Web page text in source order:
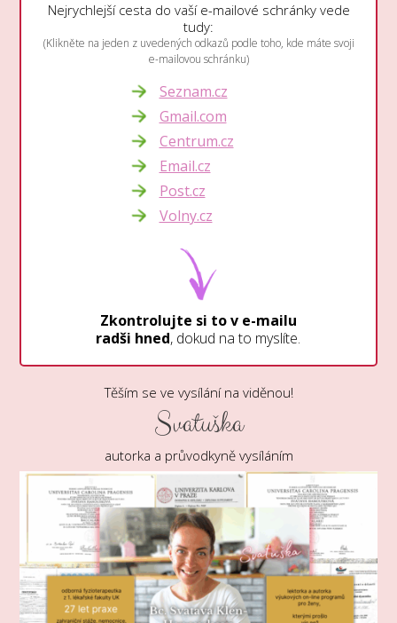
Nejrychlejší cesta do vaší e-mailové schránky vede
tudy:
(Klikněte na jeden z uvedených odkazů podle toho, kde máte svoji
e-mailovou schránku)
Seznam.cz
Gmail.com
Centrum.cz
Email.cz
Post.cz
Volny.cz
Zkontrolujte si to v e-mailu
radši hned, dokud na to myslíte.
Těším se ve vysílání na viděnou!
Svatuška
autorka a průvodkyně vysíláním